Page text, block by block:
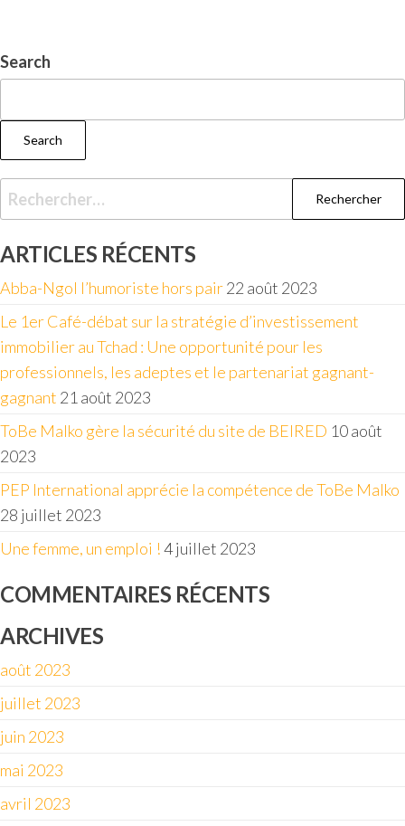
Search
Search
ARTICLES RÉCENTS
Abba-Ngol l’humoriste hors pair22 août 2023
Le 1er Café-débat sur la stratégie d’investissement
immobilier au Tchad : Une opportunité pour les
professionnels, les adeptes et le partenariat gagnant-
gagnant 21 août 2023
ToBe Malko gère la sécurité du site de BEIRED 10 août
2023
PEP International apprécie la compétence de ToBe Malko
28 juillet 2023
Une femme, un emploi !4 juillet 2023
COMMENTAIRES RÉCENTS
ARCHIVES
août 2023
juillet 2023
juin 2023
mai 2023
avril 2023